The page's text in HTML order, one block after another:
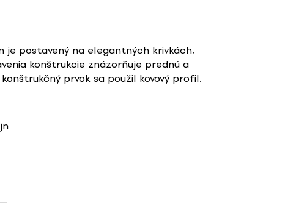
je postavený na elegantných krivkách,
konštrukcie znázorňuje prednú a
prvok sa použil kovový profil,